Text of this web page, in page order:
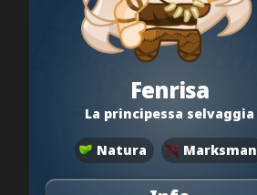
Fenrisa
La principessa selvaggia
Natura Marksman